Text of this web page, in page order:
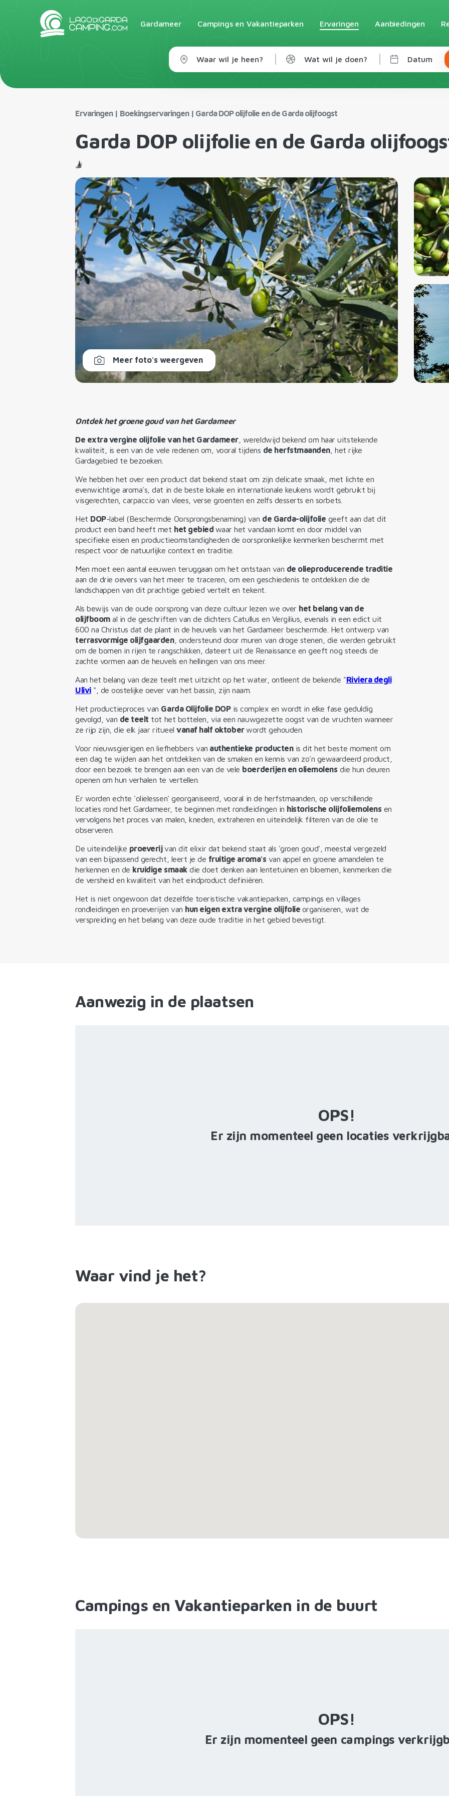
Gardameer Campings en Vakantieparken Ervaringen Aanbiedingen
Waar wil je heen? Wat wil je doen? Datum
Ervaringen| Boekingservaringen| Garda DOP olijfolie en de Garda olijfoogst
Garda DOP olijfolie en de Garda
Meer foto's weergeven
Ontdek het groene goud van het Gardameer
De extra vergine olijfolie van het Gardameer, wereldwijd bekend om haar uitstekende
kwaliteit, is een van de vele redenen om, vooral tijdens de herfstmaanden, het rijke
Gardagebied te bezoeken.
We hebben het over een product dat bekend staat om zijn delicate smaak, met lichte en
evenwichtige aroma's, dat in de beste lokale en internationale keukens wordt gebruikt bij
visgerechten, carpaccio van vlees, verse groenten en zelfs desserts en sorbets.
Het DOP-label (Beschermde Oorsprongsbenaming) van de Garda-olijfolie geeft aan dat dit
product een band heeft met het gebied waar het vandaan komt en door middel van
specifieke eisen en productieomstandigheden de oorspronkelijke kenmerken beschermt met
respect voor de natuurlijke context en traditie.
Men moet een aantal eeuwen teruggaan om het ontstaan van de olieproducerende traditie
aan de drie oevers van het meer te traceren, om een geschiedenis te ontdekken die de
landschappen van dit prachtige gebied vertelt en tekent.
Als bewijs van de oude oorsprong van deze cultuur lezen we over het belang van de
olijfboomal in de geschriften van de dichters Catullus en Vergilius, evenals in een edict uit
600 na Christus dat de plant in de heuvels van het Gardameer beschermde. Het ontwerp van
terrasvormige olijfgaarden, ondersteund door muren van droge stenen, die werden gebruikt
om de bomen in rijen te rangschikken, dateert uit de Renaissance en geeft nog steeds de
zachte vormen aan de heuvels en hellingen van ons meer.
Aan het belang van deze teelt met uitzicht op het water, ontleent de bekende "Riviera degli
Ulivi", de oostelijke oever van het bassin, zijn naam.
Het productieproces van Garda Olijfolie DOPis complex en wordt in elke fase geduldig
gevolgd, van de teelt tot het bottelen, via een nauwgezette oogst van de vruchten wanneer
ze rijp zijn, die elk jaar ritueelvanaf half oktoberwordt gehouden.
Voor nieuwsgierigen en liefhebbers van authentieke productenis dit het beste moment om
een dag te wijden aan het ontdekken van de smaken en kennis van zo'n gewaardeerd product,
door een bezoek te brengen aan een van de vele boerderijen en oliemolens die hun deuren
openen om hun verhalen te vertellen.
Er worden echte 'olielessen' georganiseerd, vooral in de herfstmaanden, op verschillende
locaties rond het Gardameer, te beginnen met rondleidingen in historische olijfoliemolens en
vervolgens het proces van malen, kneden, extraheren en uiteindelijk filteren van de olie te
observeren.
De uiteindelijke proeverijvan dit elixir dat bekend staat als 'groen goud', meestal vergezeld
van een bijpassend gerecht, leert je de fruitige aroma's van appel en groene amandelen te
herkennen en de kruidige smaakdie doet denken aan lentetuinen en bloemen, kenmerken die
de versheid en kwaliteit van het eindproduct definiëren.
Het is niet ongewoon dat dezelfde toeristische vakantieparken, campings en villages
rondleidingen en proeverijen van hun eigen extra vergine olijfolie organiseren, wat de
verspreiding en het belang van deze oude traditie in het gebied bevestigt.
Aanwezig in de plaatsen
OPS!
Er zijn momenteel geen locaties
Waar vind je het?
Campings en Vakantieparken in de buurt
OPS!
Er zijn momenteel geen campings